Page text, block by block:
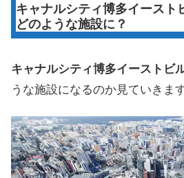
キャナルシティ博多イースト
どのような施設に？
キャナルシティ博多イーストビ
うな施設になるのか見ていきます